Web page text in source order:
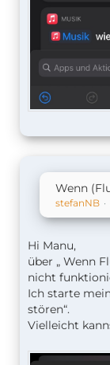
Wenn
stefanNB
Hi Manu,
über „ Wenn
nicht
Ich starte
stören“.
Vielleicht